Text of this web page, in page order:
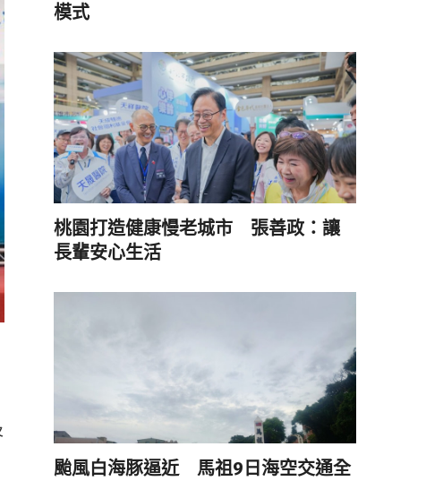
模式
桃園打造健康慢老城市 張善政：讓
長輩安心生活
颱風白海豚逼近 馬祖9日海空交通全